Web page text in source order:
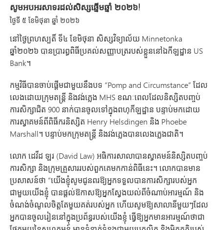
សូមអបអរសាទរដល់សិស្សឆ្នើមឆ្នាំ ២០២៦!
ថ្ងៃទី ៥ ខែមិថុនា ឆ្នាំ ២០២៦
នៅថ្ងៃព្រហស្បតិ៍ ទី៤ ខែមិថុនា សិស្សវិទ្យាល័យ Minnetonka
ឆ្នាំ២០២៦ បានប្រារព្ធពិធីប្រគល់សញ្ញាបត្ររបស់ខ្លួននៅឯកីឡដ្ឋាន US
Bank។
កម្មវិធីបានចាប់ផ្តើមជាមួយនឹងបទ “Pomp and Circumstance” ដែល
លេងដោយក្រុមតន្រ្តី និងវង់ភ្លេង MHS ខណៈពេលដែលនិស្សិតបញ្ចប់
ការសិក្សាជិត 900 នាក់បានចូលទៅក្នុងពហុកីឡដ្ឋាន បន្ទាប់មកដោយ
ការស្វាគមន៍ពីពិធីករនិស្សិត Henry Helsdingen និង Phoebe
Marshall។ បន្ទាប់មកក្រុមតន្រ្តី និងវង់ភ្លេងបានលេងភ្លេងជាតិ។
លោក ដេវីដ ឡរ (David Law) អធិការសាលាបានស្វាគមន៍និស្សិតបញ្ចប់
ការសិក្សា និងក្រុមគ្រួសាររបស់ពួកគេមកកាន់ពិធីនេះ។ លោកបានមាន
ប្រសាសន៍ថា “យើងខ្ញុំសូមជូនពរឱ្យអ្នកទទួលបានការសិក្សារបស់អ្នក
ជាមួយយើងខ្ញុំ បានផ្តល់ឱកាសឱ្យអ្នកស្វែងយល់ពីចំណាប់អារម្មណ៍ និង
ចំណង់ចំណូលចិត្តតែមួយគត់របស់អ្នក ហើយសូមឱ្យសាលានីមួយៗដែល
អ្នកបានចូលរៀននៅក្នុងប្រព័ន្ធរបស់យើងខ្ញុំ ធ្វើឱ្យអ្នកមានអារម្មណ៍ថាជា